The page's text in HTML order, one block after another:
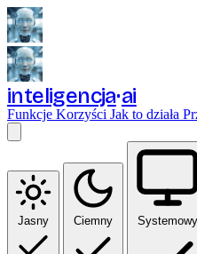
inteligencja ai
Funkcje Korzyści Jak to działa
Jasny Ciemny Systemowy